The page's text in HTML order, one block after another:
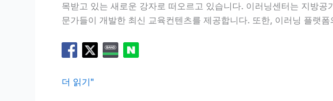
목받고 있는 새로운 강자로 떠오르고 있습니다. 이러닝센터는 지방
문가들이 개발한 최신 교육컨텐츠를 제공합니다. 또한, 이러닝 플랫
이
더 읽기"